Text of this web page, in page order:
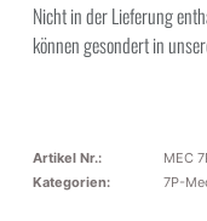
Nicht in der Lieferung
können gesondert in
Artikel Nr.:
MEC
Kategorien:
7P-